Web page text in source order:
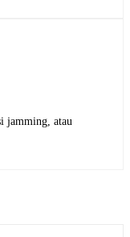
jamming, atau